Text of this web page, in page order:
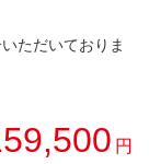
ただいておりま
円